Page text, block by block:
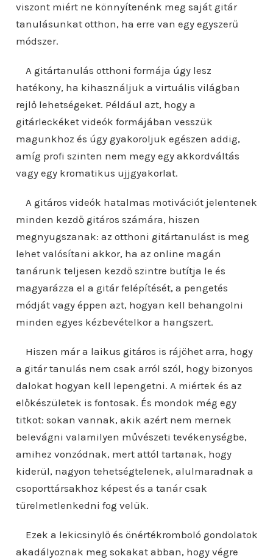
viszont miért ne könnyítenénk meg saját gitár
tanulásunkat otthon, ha erre van egy egyszerű
módszer.
A gitártanulás otthoni formája úgy lesz
hatékony, ha kihasználjuk a virtuális világban
rejlő lehetségeket. Például azt, hogy a
gitárleckéket videók formájában vesszük
magunkhoz és úgy gyakoroljuk egészen addig,
amíg profi szinten nem megy egy akkordváltás
vagy egy kromatikus ujjgyakorlat.
A gitáros videók hatalmas motivációt jelentenek
minden kezdő gitáros számára, hiszen
megnyugszanak: az otthoni gitártanulást is meg
lehet valósítani akkor, ha az online magán
tanárunk teljesen kezdő szintre butítja le és
magyarázza el a gitár felépítését, a pengetés
módját vagy éppen azt, hogyan kell behangolni
minden egyes kézbevételkor a hangszert.
Hiszen már a laikus gitáros is rájöhet arra, hogy
a gitár tanulás nem csak arról szól, hogy bizonyos
dalokat hogyan kell lepengetni. A miértek és az
előkészületek is fontosak. És mondok még egy
titkot: sokan vannak, akik azért nem mernek
belevágni valamilyen művészeti tevékenységbe,
amihez vonzódnak, mert attól tartanak, hogy
kiderül, nagyon tehetségtelenek, alulmaradnak a
csoporttársakhoz képest és a tanár csak
türelmetlenkedni fog velük.
Ezek a lekicsinylő és önértékromboló gondolatok
akadályoznak meg sokakat abban, hogy végre